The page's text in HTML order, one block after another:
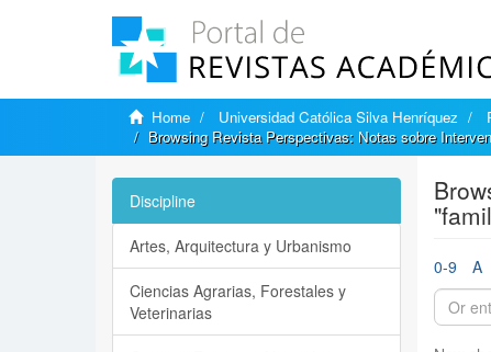
Home Universidad Católica Silva Henríquez
Browsing Revista Perspectivas: Notas sobre
0-9 A
Discipline
Artes, Arquitectura y Urbanismo
Ciencias Agrarias, Forestales y
Veterinarias